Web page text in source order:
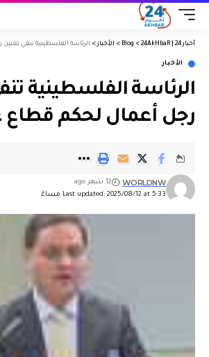
أخبار 24 | 24AkHbaR >
Blog
> الأخبار > الرئاسة الفلسطينية تنفي
الأخبار
الرئاسة الفلسطينية
رجل أعمال لحكم قطاع
Last updated: 2025/08/12 at 5:33 مساءً
WORLDNW 12 شهر ago